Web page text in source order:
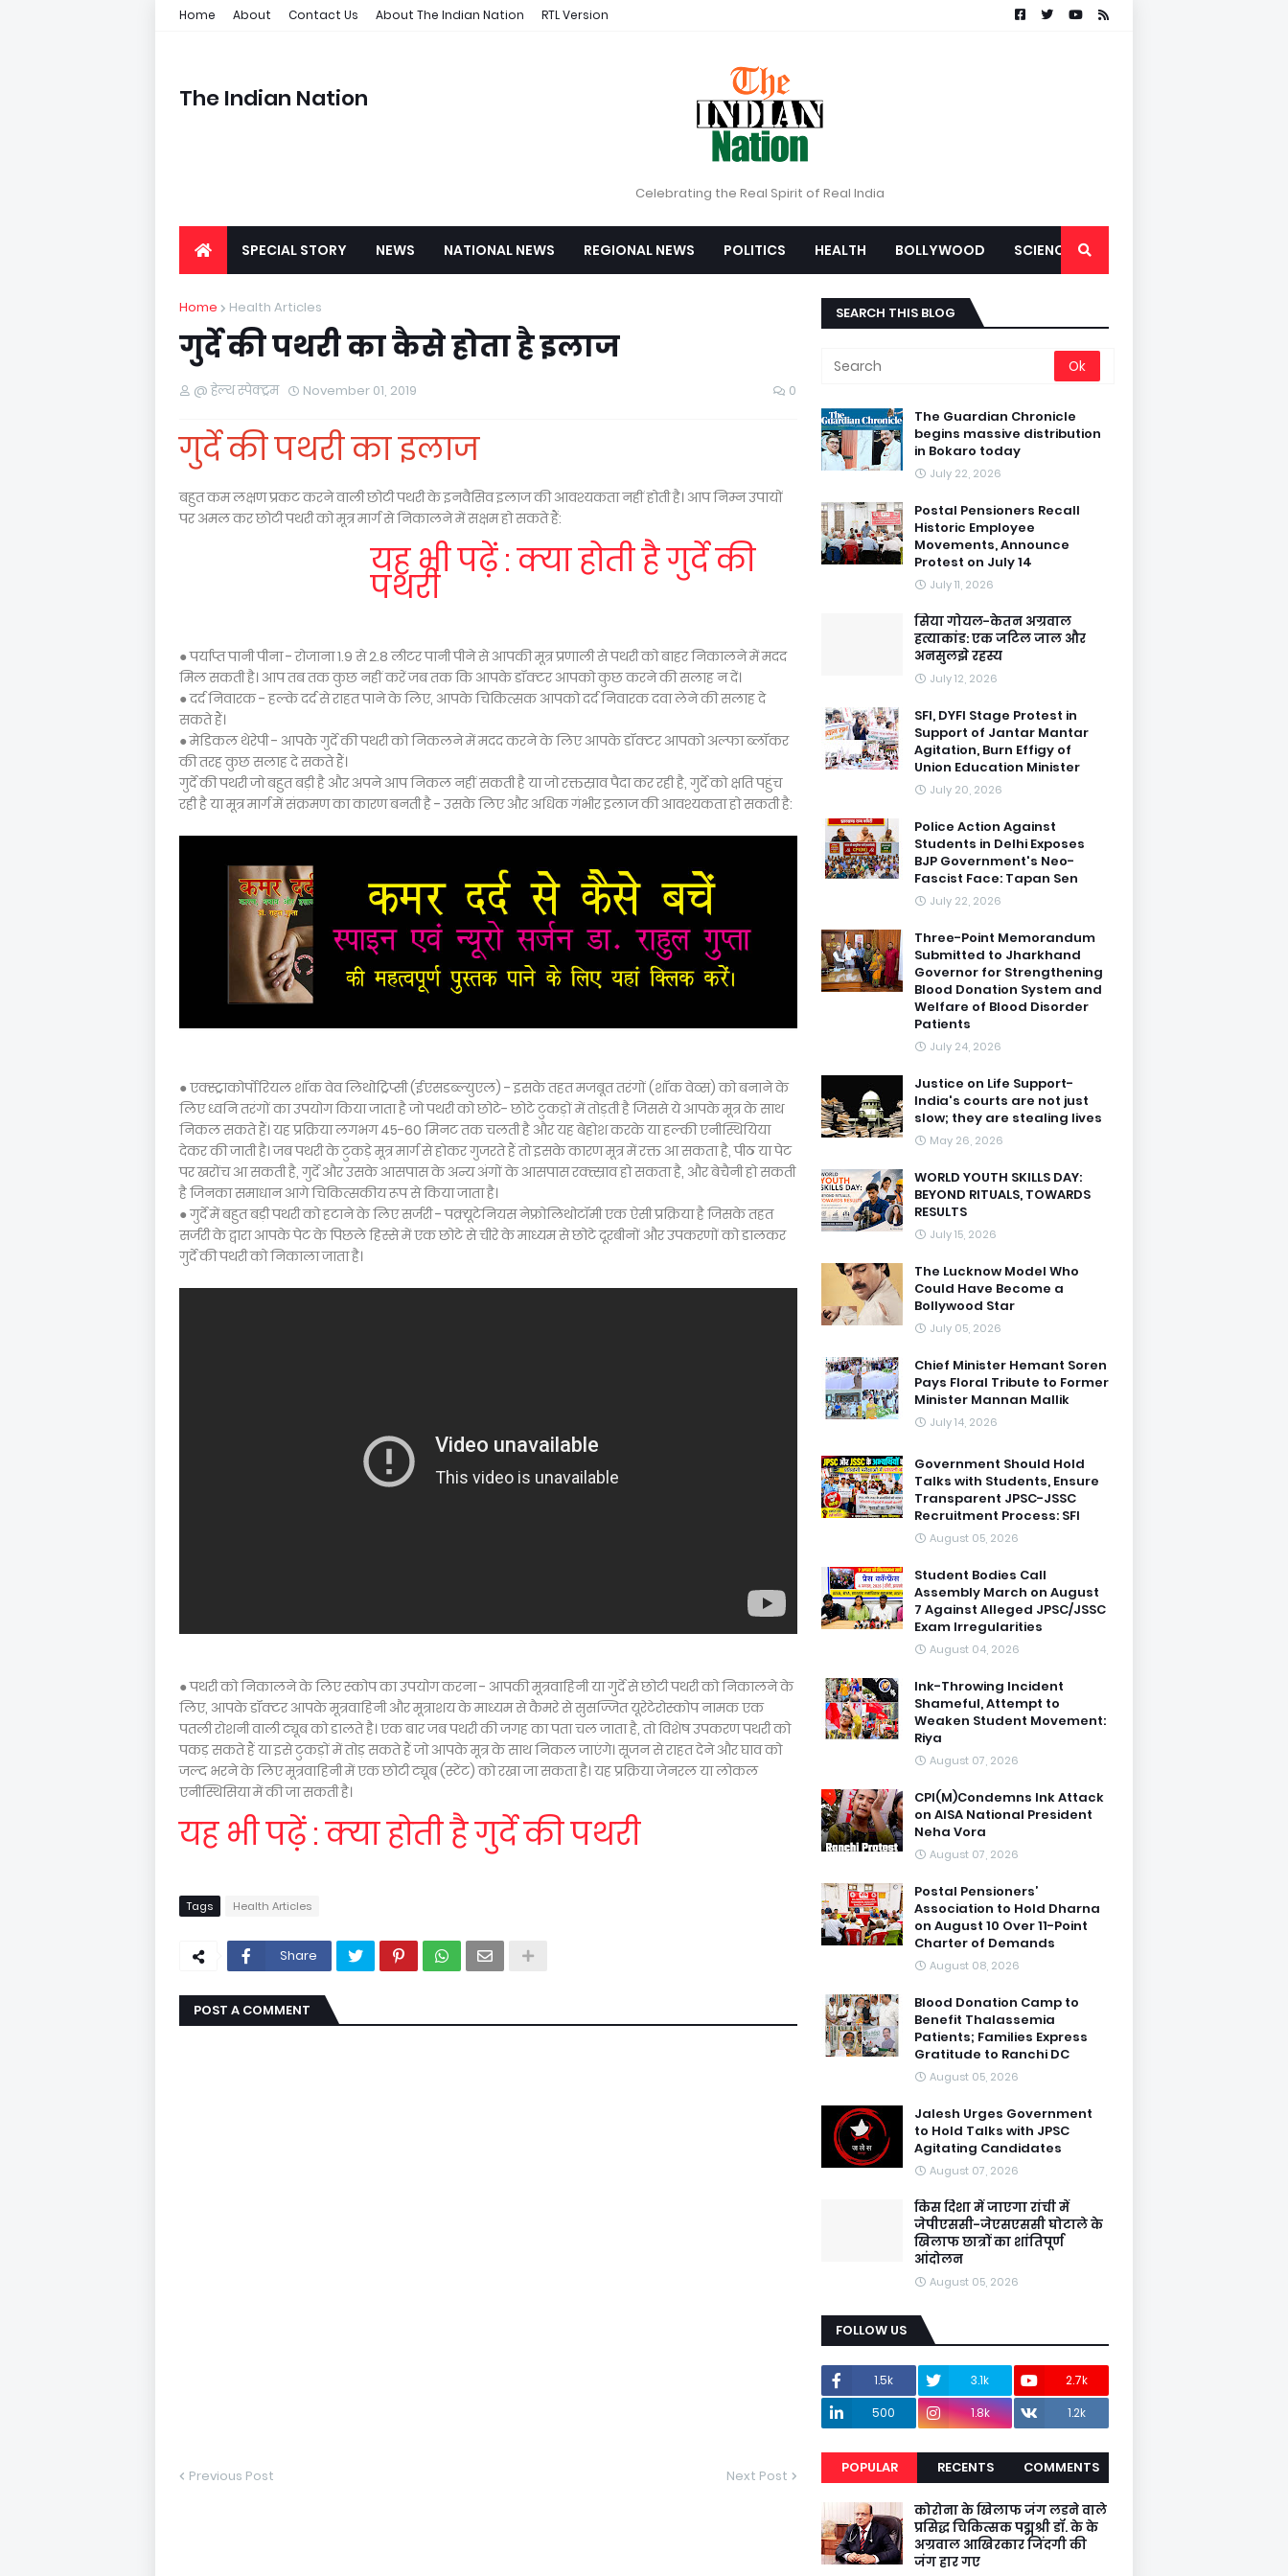
Home About Contact Us About The Indian Nation RTL Version
The Indian Nation
Celebrating the Real Spirit of Real India
SPECIAL STORY NEWS NATIONAL NEWS REGIONAL NEWS POLITICS HEALTH BOLLYWOOD SCIENCE
Home Health Articles
गुर्दे की पथरी का कैसे होता है इलाज
@ हेल्थ स्पेक्ट्रम November 01, 2019 0
गुर्दे की पथरी का इलाज
बहुत कम लक्षण प्रकट करने वाली छोटी पथरी के इनवैसिव इलाज की आवश्यकता नहीं होती है। आप निम्न उपायों
पर अमल कर छोटी पथरी को मूत्र मार्ग से निकालने में सक्षम हो सकते हैं:
यह भी पढ़ें : क्या होती है गुर्दे की
पथरी
● पर्याप्त पानी पीना - रोजाना 1.9 से 2.8 लीटर पानी पीने से आपकी मूत्र प्रणाली से पथरी को बाहर निकालने में मदद
मिल सकती है। आप तब तक कुछ नहीं करें जब तक कि आपके डॉक्टर आपको कुछ करने की सलाह न दें।
● दर्द निवारक - हल्के दर्द से राहत पाने के लिए, आपके चिकित्सक आपको दर्द निवारक दवा लेने की सलाह दे
सकते हैं।
● मेडिकल थेरेपी - आपकेे गुर्दे की पथरी को निकलने में मदद करने के लिए आपके डॉक्टर आपको अल्फा ब्लॉकर
की तरह कुछ सलाह दे सकते हैं।
गुर्दे की पथरी जो बहुत बड़ी है और अपने आप निकल नहीं सकती है या जो रक्तस्राव पैदा कर रही है, गुर्दे को क्षति पहुंच
रही है या मूत्र मार्ग में संक्रमण का कारण बनती है - उसके लिए और अधिक गंभीर इलाज की आवश्यकता हो सकती है:
● एक्स्ट्राकोर्पोरियल शॉक वेव लिथोट्रिप्सी (ईएसडब्ल्युएल) - इसके तहत मजबूत तरंगों (शॉक वेव्स) को बनाने के
लिए ध्वनि तरंगों का उपयोग किया जाता है जो पथरी को छोटे- छोटे टुकड़ों में तोड़ती है जिससे ये आपके मूत्र के साथ
निकल सकते हैं। यह प्रक्रिया लगभग 45-60 मिनट तक चलती है और यह बेहोश करके या हल्की एनीस्थियिया
देकर की जाती है। जब पथरी के टुकड़े मूत्र मार्ग से होकर गुजरते हैं तो इसके कारण मूत्र में रक्त आ सकता है, पीठ या पेट
पर खरोंच आ सकती है, गुर्दे और उसके आसपास के अन्य अंगों के आसपास रक्त्स्राव हो सकता है, और बेचैनी हो सकती
है जिनका समाधान आगे चिकित्सकीय रूप से किया जाता है।
● गुर्दे में बहुत बड़ी पथरी को हटाने के लिए सर्जरी - पक्र्यूटेनियस नेफ्रोलिथोटॉमी एक ऐसी प्रक्रिया है जिसके तहत
सर्जरी के द्वारा आपके पेट के पिछले हिस्से में एक छोटे से चीरे के माध्यम से छोटे दूरबीनों और उपकरणों को डालकर
गुर्दे की पथरी को निकाला जाता है।
● पथरी को निकालने के लिए स्कोप का उपयोग करना - आपकी मूत्रवाहिनी या गुर्दे से छोटी पथरी को निकालने के
लिए, आपके डॉक्टर आपके मूत्रवाहिनी और मूत्राशय के माध्यम से कैमरे से सुसज्जित यूरेटेरोस्कोप नामक एक
पतली रोशनी वाली ट्यूब को डालते है। एक बार जब पथरी की जगह का पता चल जाता है, तो विशेष उपकरण पथरी को
पकड़ सकते हैं या इसे टुकड़ों में तोड़ सकते हैं जो आपके मूत्र के साथ निकल जाएंगे। सूजन से राहत देने और घाव को
जल्द भरने के लिए मूत्रवाहिनी में एक छोटी ट्यूब (स्टेंट) को रखा जा सकता है। यह प्रक्रिया जेनरल या लोकल
एनीस्थिसिया में की जा सकती है।
यह भी पढ़ें : क्या होती है गुर्दे की पथरी
Tags Health Articles
Share
POST A COMMENT
Previous Post Next Post
SEARCH THIS BLOG
The Guardian Chronicle
begins massive distribution
in Bokaro today
July 22, 2026
Postal Pensioners Recall
Historic Employee
Movements, Announce
Protest on July 14
July 11, 2026
सिया गोयल-केतन अग्रवाल
हत्याकांड: एक जटिल जाल और
अनसुलझे रहस्य
July 12, 2026
SFI, DYFI Stage Protest in
Support of Jantar Mantar
Agitation, Burn Effigy of
Union Education Minister
July 20, 2026
Police Action Against
Students in Delhi Exposes
BJP Government's Neo-
Fascist Face: Tapan Sen
July 22, 2026
Three-Point Memorandum
Submitted to Jharkhand
Governor for Strengthening
Blood Donation System and
Welfare of Blood Disorder
Patients
July 24, 2026
Justice on Life Support-
India's courts are not just
slow; they are stealing lives
May 26, 2026
WORLD YOUTH SKILLS DAY:
BEYOND RITUALS, TOWARDS
RESULTS
July 15, 2026
The Lucknow Model Who
Could Have Become a
Bollywood Star
July 05, 2026
Chief Minister Hemant Soren
Pays Floral Tribute to Former
Minister Mannan Mallik
July 14, 2026
Government Should Hold
Talks with Students, Ensure
Transparent JPSC-JSSC
Recruitment Process: SFI
August 05, 2026
Student Bodies Call
Assembly March on August
7 Against Alleged JPSC/JSSC
Exam Irregularities
August 04, 2026
Ink-Throwing Incident
Shameful, Attempt to
Weaken Student Movement:
Riya
August 07, 2026
CPI(M)Condemns Ink Attack
on AISA National President
Neha Vora
August 07, 2026
Postal Pensioners’
Association to Hold Dharna
on August 10 Over 11-Point
Charter of Demands
August 08, 2026
Blood Donation Camp to
Benefit Thalassemia
Patients; Families Express
Gratitude to Ranchi DC
August 05, 2026
Jalesh Urges Government
to Hold Talks with JPSC
Agitating Candidates
August 07, 2026
किस दिशा में जाएगा रांची में
जेपीएससी-जेएसएससी घोटाले के
खिलाफ छात्रों का शांतिपूर्ण
आंदोलन
August 05, 2026
FOLLOW US
1.5k 3.1k
2.7k
500
1.8k 1.2k
POPULAR RECENTS COMMENTS
कोरोना के खिलाफ जंग लडने वाले
प्रसिद्ध चिकित्सक पद्मश्री डॉ. के के
अग्रवाल आखिरकार जिंदगी की
जंग हार गए